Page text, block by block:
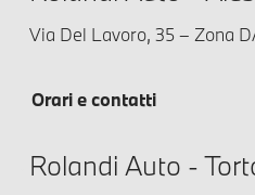
Via Del Lavoro, 35 – Zona
Orari e contatti
Rolandi Auto -